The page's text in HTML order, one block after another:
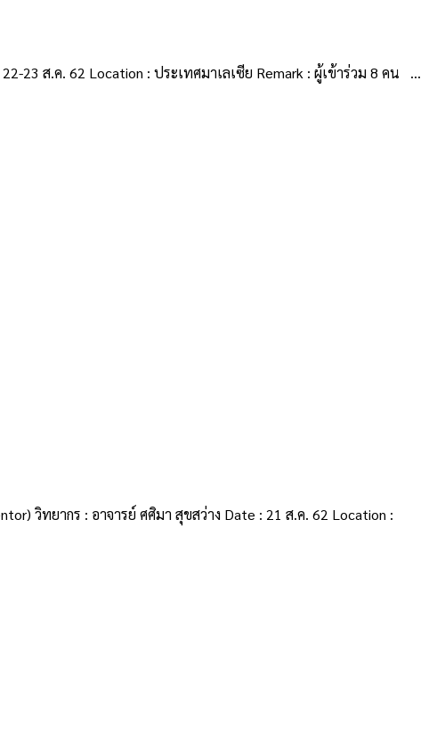
23 ส.ค. 62 Location : ประเทศมาเลเซีย Remark : ผู้เข้าร่วม 8 คน ...
วิทยากร : อาจารย์ ศศิมา สุขสว่าง Date : 21 ส.ค. 62 Location :